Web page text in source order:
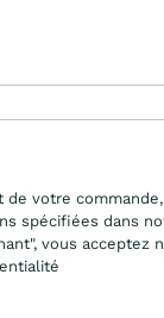
votre
spécifiées dans
vous acceptez